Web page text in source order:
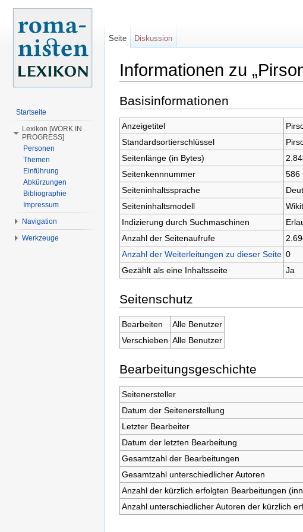
Informationen zu
Basisinformationen
Anzeigetitel
Standardsortierschlüssel
Seitenlänge (in Bytes)
Seitenkennnummer
586
Seiteninhaltssprache
Seiteninhaltsmodell
Indizierung durch Suchmaschinen
Anzahl der Seitenaufrufe
Anzahl der Weiterleitungen zu dieser Seite 0
Gezählt als eine Inhaltsseite
Ja
Seitenschutz
Bearbeiten
Alle Benutzer
Verschieben Alle Benutzer
Bearbeitungsgeschichte
Seitenersteller
Datum der Seitenerstellung
Letzter Bearbeiter
Datum der letzten Bearbeitung
Gesamtzahl der Bearbeitungen
Gesamtzahl unterschiedlicher Autoren
Anzahl der kürzlich erfolgten Bearbeitungen
Anzahl unterschiedlicher Autoren der kürzlich
Seite Diskussion
Startseite
Lexikon [WORK IN
PROGRESS]
Personen
Themen
Einführung
Abkürzungen
Bibliographie
Impressum
Navigation
Werkzeuge